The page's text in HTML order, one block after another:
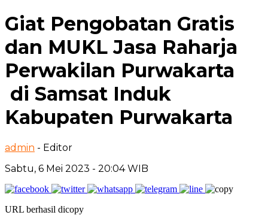
Giat Pengobatan Gratis
dan MUKL Jasa Raharja
Perwakilan Purwakarta
di Samsat Induk
Kabupaten Purwakarta
admin - Editor
Sabtu, 6 Mei 2023 - 20:04 WIB
URL berhasil dicopy